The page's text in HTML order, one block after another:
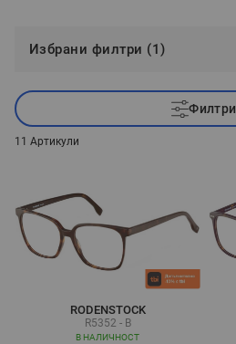
Избрани филтри (1)
Филтри
11 Артикули
RODENSTOCK
R5352 - B
В НАЛИЧНОСТ